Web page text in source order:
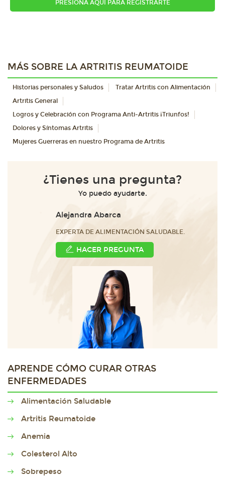
PRESIONA AQUÍ PARA REGISTRARTE
MÁS SOBRE LA ARTRITIS REUMATOIDE
Historias personales y Saludos
Tratar Artritis con Alimentación
Artritis General
Logros y Celebración con Programa Anti-Artritis ¡Triunfos!
Dolores y Síntomas Artritis
Mujeres Guerreras en nuestro Programa de Artritis
¿Tienes una pregunta?
Yo puedo ayudarte.
Alejandra Abarca
EXPERTA DE ALIMENTACIÓN SALUDABLE.
HACER PREGUNTA
APRENDE CÓMO CURAR OTRAS
ENFERMEDADES
Alimentación Saludable
Artritis Reumatoide
Anemia
Colesterol Alto
Sobrepeso